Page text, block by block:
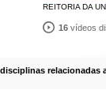
REITORIA DA
16 vídeos
relacionadas